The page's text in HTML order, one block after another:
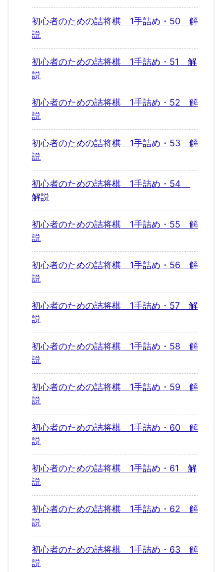
初心者のための詰将棋 1手詰め・50 解
説
初心者のための詰将棋 1手詰め・51 解
説
初心者のための詰将棋 1手詰め・52 解
説
初心者のための詰将棋 1手詰め・53 解
説
初心者のための詰将棋 1手詰め・54
解説
初心者のための詰将棋 1手詰め・55 解
説
初心者のための詰将棋 1手詰め・56 解
説
初心者のための詰将棋 1手詰め・57 解
説
初心者のための詰将棋 1手詰め・58 解
説
初心者のための詰将棋 1手詰め・59 解
説
初心者のための詰将棋 1手詰め・60 解
説
初心者のための詰将棋 1手詰め・61 解
説
初心者のための詰将棋 1手詰め・62 解
説
初心者のための詰将棋 1手詰め・63 解
説